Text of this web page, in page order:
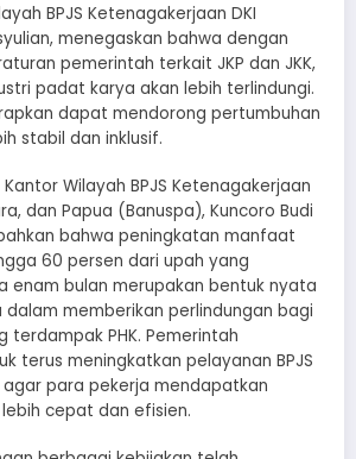
BPJS Ketenagakerjaan DKI
menegaskan bahwa dengan
pemerintah terkait JKP dan JKK,
padat karya akan lebih terlindungi.
dapat mendorong pertumbuhan
stabil dan inklusif.
Wilayah BPJS Ketenagakerjaan
dan Papua (Banuspa), Kuncoro Budi
bahwa peningkatan manfaat
60 persen dari upah yang
enam bulan merupakan bentuk nyata
memberikan perlindungan bagi
terdampak PHK. Pemerintah
terus meningkatkan pelayanan BPJS
para pekerja mendapatkan
cepat dan efisien.